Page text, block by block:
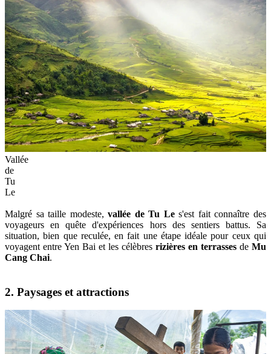
Vallée
de
Tu
Le
Malgré sa taille modeste,vallée de Tu Les'est fait connaître des
voyageurs en quête d'expériences hors des sentiers battus. Sa
situation, bien que reculée, en fait une étape idéale pour ceux qui
voyagent entre Yen Bai et les célèbres rizières en terrasses de Mu
Cang Chai.
2. Paysages et attractions